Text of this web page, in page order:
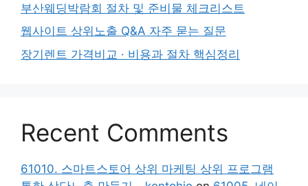
부산웨딩박람회 절차 및 준비물 체크리스트
웹사이트 상위노출 Q&A 자주 묻는 질문
장기렌트 가격비교 · 비용과 절차 핵심정리
Recent Comments
61010. 스마트스토어 상위 마케팅 상위 프로그램